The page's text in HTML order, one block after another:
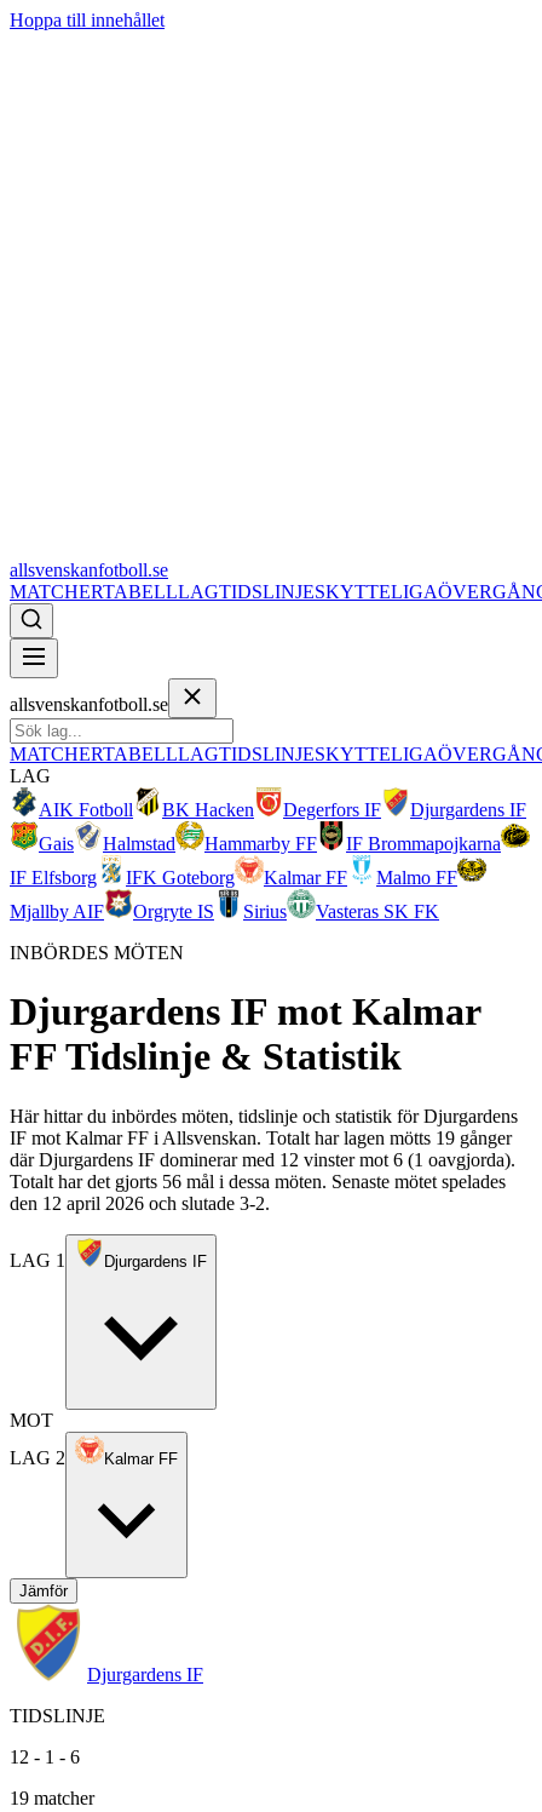
Hoppa till innehållet
allsvenskanfotboll.se
MATCHERTABELLLAGTIDSLINJESKYTTELIGA
allsvenskanfotboll.se
MATCHERTABELLLAGTIDSLINJESKYTTELIGA
LAG
AIK Fotboll
BK Hacken Degerfors IF
Djurgardens IF
Gais
Halmstad Hammarby FF
IF Brommapojkarna
IF Elfsborg
IFK Goteborg Kalmar FF
Malmo FF
Mjallby AIF
Orgryte IS Sirius
Vasteras SK FK
INBÖRDES MÖTEN
Djurgardens IF mot Kalmar
FF Tidslinje & Statistik
Här hittar du inbördes möten, tidslinje och statistik för Djurgardens
IF mot Kalmar FF i Allsvenskan. Totalt har lagen mötts 19 gånger
där Djurgardens IF dominerar med 12 vinster mot 6 (1 oavgjorda).
Totalt har det gjorts 56 mål i dessa möten. Senaste mötet spelades
den 12 april 2026 och slutade 3-2.
LAG 1 Djurgardens IF
MOT
LAG 2
Kalmar FF
Jämför
Djurgardens IF
TIDSLINJE
12 - 1 - 6
19 matcher